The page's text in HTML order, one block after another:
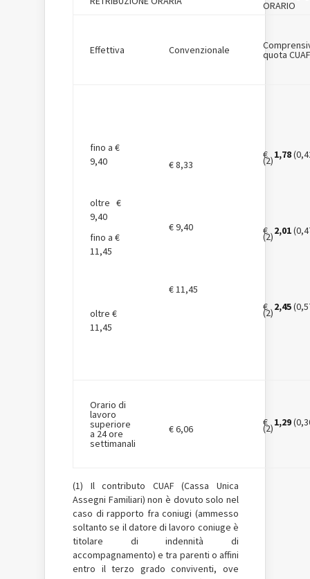
ORARIO
Effettiva Convenzionale quota CUAF
fino a €
9,40
oltre €
9,40
fino a €
11,45
oltre €
11,45
€ 8,33
€ 9,40
€ 11,45
€ 1,78
(2)
€ 2,01
(2)
€ 2,45
(2)
Orario di
lavoro
superiore
a 24 ore
settimanali
€ 6,06
€ 1,29
(2)
(1) Il contributo CUAF (Cassa Unica
Assegni Familiari) non è dovuto solo nel
caso di rapporto fra coniugi (ammesso
soltanto se il datore di lavoro coniuge è
titolare di indennità di
accompagnamento) e tra parenti o affini
entro il terzo grado conviventi, ove